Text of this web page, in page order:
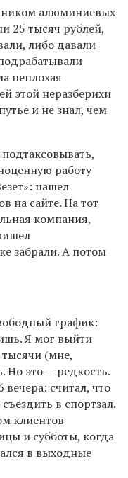
алюминиевых
25 тысяч рублей,
либо давали
неплохая
этой неразберихи
и не знал, чем
работу
нашел
на сайте.На тот
компания,
забрали. А потом
график:
Я мог выйти
тысячи (мне,
Но это — редкость.
вечера: считал, что
в спортзал.
клиентов
и субботы, когда
в выходные